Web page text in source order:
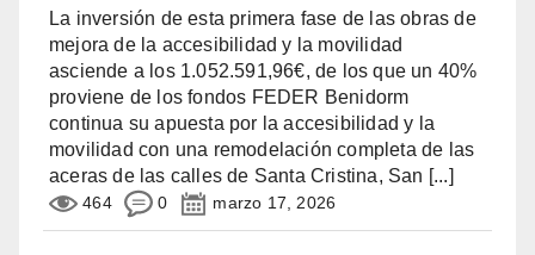
La inversión de esta primera fase de las obras de
mejora de la accesibilidad y la movilidad
asciende a los 1.052.591,96€, de los que un 40%
proviene de los fondos FEDER Benidorm
continua su apuesta por la accesibilidad y la
movilidad con una remodelación completa de las
aceras de las calles de Santa Cristina, San [...]
464 0 marzo 17, 2026